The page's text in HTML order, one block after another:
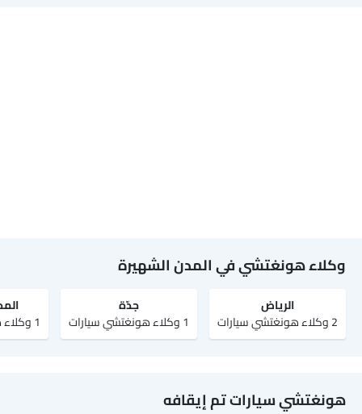
وكلاء هونغتشي في المدن الشهيرة
الرياض‎
2 وكلاء هونغتشي سيارات
جدّة
1 وكلاء هونغتشي سيارات
1 وكلاء هونغتشي سيارات
هونغتشي سيارات تم إيقافه